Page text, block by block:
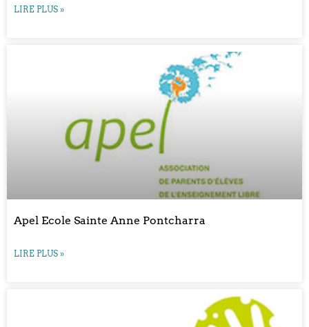
LIRE PLUS »
Apel Ecole Sainte Anne Pontcharra
LIRE PLUS »